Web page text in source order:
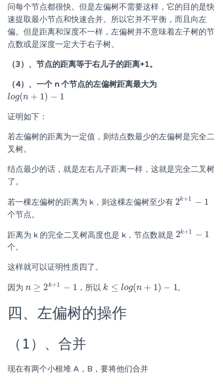
问每个节点都很快。但是左偏树不需要这样，它的目的是快
速提取最小节点和快速合并。所以它并不平衡，而且向左
偏。但是距离和深度不一样，左偏树并不意味着左子树的节
点数或是深度一定大于右子树。
（3）、节点的距离等于右儿子的距离+1。
（4）、一个 n 个节点的左偏树距离最大为
log(n + 1) − 1
log(n+1) − 1
证明如下：
若左偏树的距离为一定值，则结点数最少的左偏树是完全二
叉树。
结点最少的话，就是左右儿子距离一样，这就是完全二叉树
了。
若一棵左偏树的距离为 k，则这棵左偏树至少有 2k+1 − 1
2k+1 −1
个节点。
距离为 k 的完全二叉树高度也是 k，节点数就是 2k+1 − 1
2k+1 −1
个。
这样就可以证明性质四了。
因为 n ≥ 2k+1 − 1
n≥2 k+1−1 ，所以 k ≤ log(n + 1) − 1
k≤lo g(n+1) −1 。
四、左偏树的操作
（1）、合并
现在有两个小根堆 A，B，要将他们合并